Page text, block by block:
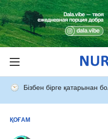
Бізбен бірге қатарынан
ҚОҒАМ